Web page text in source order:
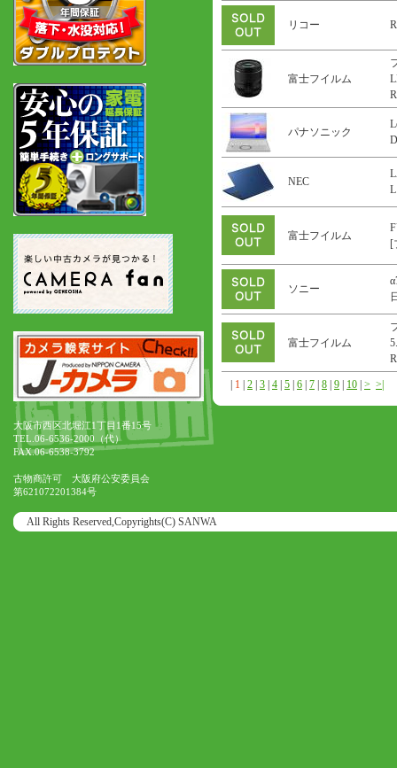
リコー
富士フイルム
R
パナソニック
NEC
富士フイルム
[
ソニー
富士フイルム
1 2 3 4 5 6 7 8 9 10 > >|
大阪市西区北堀江1丁目1番15号
TEL.06-6536-2000（代）
FAX.06-6538-3792
古物商許可 大阪府公安委員会
第621072201384号
All Rights Reserved,Copyrights(C) SANWA